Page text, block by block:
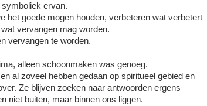
ervan.
het goede mogen houden, verbeteren wat verbetert
vervangen mag worden.
vervangen te worden.
alleen schoonmaken was genoeg.
al zoveel hebben gedaan op spiritueel gebied en
Ze blijven zoeken naar antwoorden ergens
niet buiten, maar binnen ons liggen.